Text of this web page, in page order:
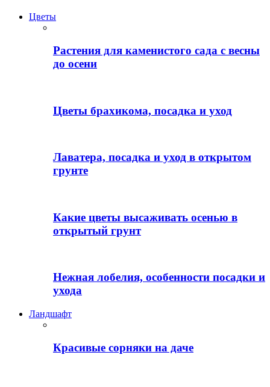
Цветы
Растения для каменистого сада с весны
до осени
Цветы брахикома, посадка и уход
Лаватера, посадка и уход в открытом
грунте
Какие цветы высаживать осенью в
открытый грунт
Нежная лобелия, особенности посадки и
ухода
Ландшафт
Красивые сорняки на даче